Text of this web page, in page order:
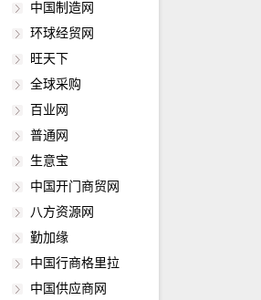
阀 全铜电磁阀，SLDF常
阀 ZCM电磁阀|煤气电
电磁阀 低温电磁阀 用型
液体电磁阀 油用电磁阀
电磁阀ZW 电磁阀ZQDF
阀
改造和更新换代，而且
而成为21世纪新的经济
微电子机械系统
，已成功应用在硅器件
传感器流体传感器——触
类，基于力、热、光、
、抗体、和激素等分子
感知功能可分为热敏元
、力敏元件、磁敏元
、放射线敏感元件、色
类（还有人曾将敏感元
、DBD、ZDB、Z2DB，
、ZDR6、ZDR10、
：Z2FS6、Z2FS10、
阀：2FRM5、
阀：FD12FA、
，继电器：
、4WRE、4WREE、
、4WRZE、
高频响方向阀：
、5WRPE、
、4WRP(E)H、
用途的液压润滑动力
器。管道安装技术：球
、胶管总成、快速接
表开关、测压软管、测
、钟型产品质量如何？
、SL10、SL20、
装阀：LC、LFA. 溢流
DBD、ZDB、Z2DB，
、ZDR6、ZDR10、
：Z2FS6、Z2FS10、
阀：2FRM5、
，继电器：
单元：VT、0811. 比例方
4WRE、4WREE、
、4WRZE、
高频响方向阀：
BOSCH比例阀维修力士
国力士乐滑块 德国力士
导轨力士乐滤芯
器德国力士乐滤芯德国
速报价 德国力士乐滤
动阀安沃驰气缸 安沃弛
气缸，aventics传感器
电 www.qztyjd.com
中国制造网
环球经贸网
旺天下
全球采购
百业网
普通网
生意宝
中国开门商贸网
八方资源网
勤加缘
中国行商格里拉
中国供应商网